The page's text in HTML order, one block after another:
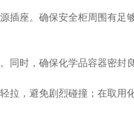
座。确保安全柜周围有足
时，确保化学品容器密封良
，避免剧烈碰撞；在取用